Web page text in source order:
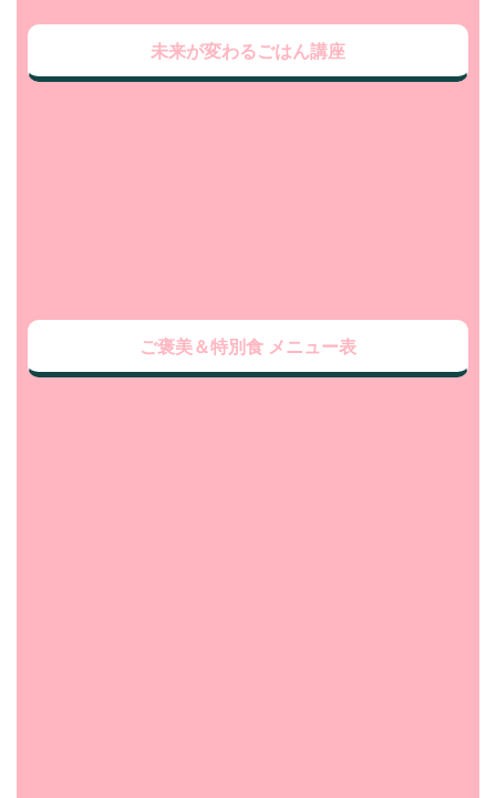
未来が変わるごはん講座
ご褒美＆特別食 メニュー表